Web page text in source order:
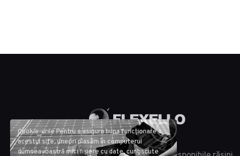
Cookie-urile Pentru a asigura buna funcționare a
acestui site, uneori plasăm în computerul
dumneavoastră mici fișiere cu date, cunoscute